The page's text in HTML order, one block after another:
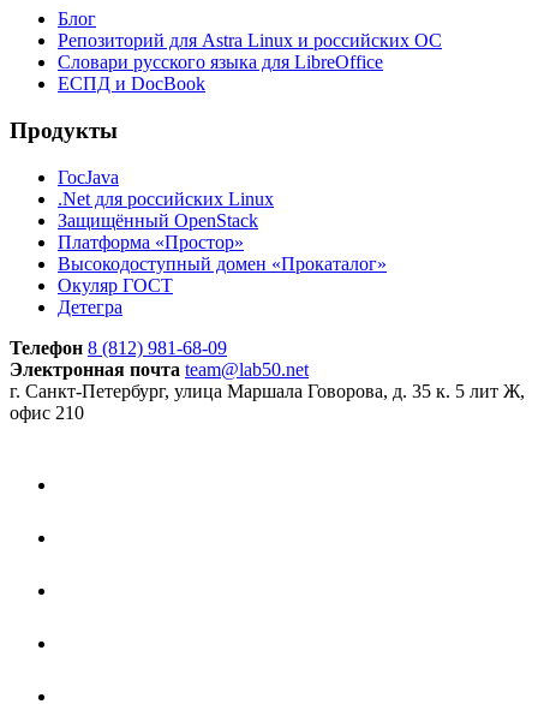
Блог
Репозиторий для Astra Linux и российских ОС
Словари русского языка для LibreOffice
ЕСПД и DocBook
Продукты
ГосJava
.Net для российских Linux
Защищённый OpenStack
Платформа «Простор»
Высокодоступный домен «Прокаталог»
Окуляр ГОСТ
Детегра
Телефон 8 (812) 981-68-09
Электронная почта team@lab50.net
г. Санкт-Петербург, улица Маршала Говорова, д. 35 к. 5 лит Ж,
офис 210